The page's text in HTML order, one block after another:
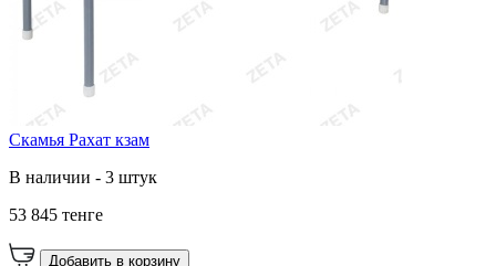
Скамья Рахат кзам
В наличии - 3 штук
53 845 тенге
Добавить в корзину